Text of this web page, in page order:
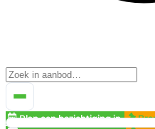
Plan een bezichtiging in